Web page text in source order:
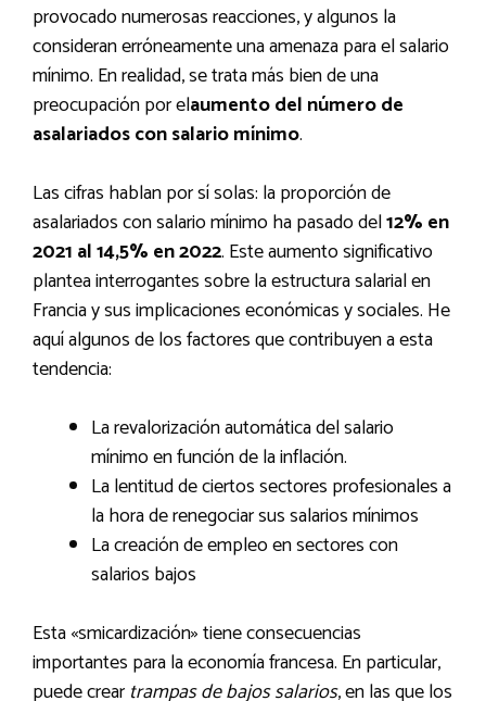
provocado numerosas reacciones, y algunos la
consideran erróneamente una amenaza para el salario
mínimo. En realidad, se trata más bien de una
preocupación por elaumento del número de
asalariados con salario mínimo.
Las cifras hablan por sí solas: la proporción de
asalariados con salario mínimo ha pasado del12% en
2021 al 14,5% en 2022. Este aumento significativo
plantea interrogantes sobre la estructura salarial en
Francia y sus implicaciones económicas y sociales. He
aquí algunos de los factores que contribuyen a esta
tendencia:
La revalorización automática del salario
mínimo en función de la inflación.
La lentitud de ciertos sectores profesionales a
la hora de renegociar sus salarios mínimos
La creación de empleo en sectores con
salarios bajos
Esta «smicardización» tiene consecuencias
importantes para la economía francesa. En particular,
puede crear trampas de bajos salarios, en las que los